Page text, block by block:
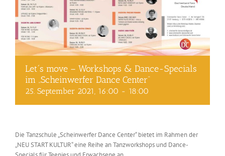
Let´s move – Workshops & Dance-Specials
im „Scheinwerfer Dance Center“
25. September 2021, 16:00 - 18:00
Die Tanzschule „Scheinwerfer Dance Center“ bietet im Rahmen der
„NEU START KULTUR“ eine Reihe an Tanzworkshops und Dance-